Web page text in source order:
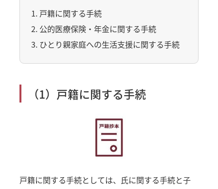
1. 戸籍に関する手続
2. 公的医療保険・年金に関する手続
3. ひとり親家庭への生活支援に関する手続
（1）戸籍に関する手続
戸籍に関する手続としては、氏に関する手続と子